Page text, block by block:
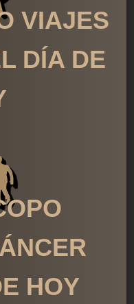
VIAJES
DÍA DE
HOY